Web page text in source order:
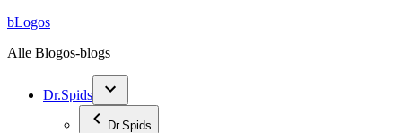
Videre
indhold
bLogos
Alle Blogos-blogs
Dr.Spids
Dr.Spids